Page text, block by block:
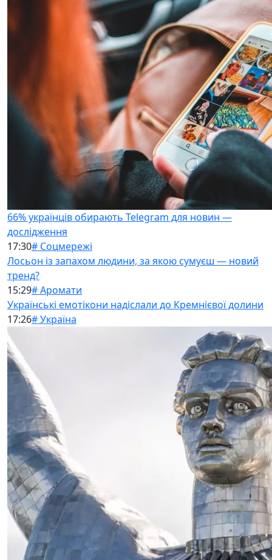
66% українців обирають Telegram для новин —
дослідження
17:30# Соцмережі
Лосьон із запахом людини, за якою сумуєш — новий
тренд?
15:29# Аромати
Українські емотікони надіслали до Кремнієвої долини
17:26# Україна